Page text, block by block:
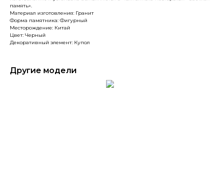
память».
Материал изготовления: Гранит
Форма памятника: Фигурный
Месторождение: Китай
Цвет: Черный
Декоративный элемент: Купол
Другие модели